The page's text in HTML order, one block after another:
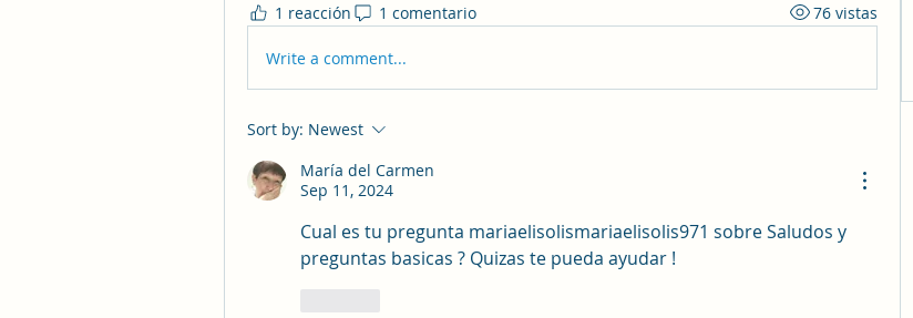
1 reacción 1 comentario 76 vistas
Write a comment...
Sort by: Newest
María del Carmen
Sep 11, 2024
Cual es tu pregunta mariaelisolismariaelisolis971 sobre Saludos y
preguntas basicas ? Quizas te pueda ayudar !